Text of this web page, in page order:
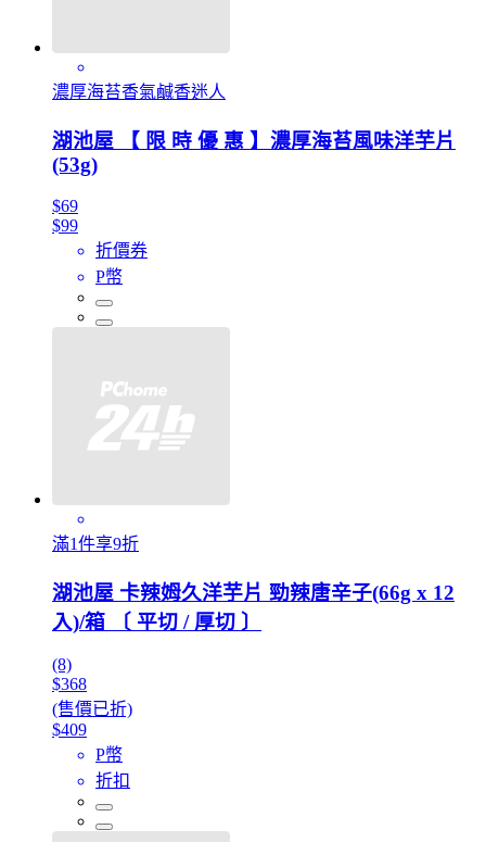
濃厚海苔香氣鹹香迷人
湖池屋 【 限 時 優 惠 】濃厚海苔風味洋芋片
(53g)
$69
$99
折價券
P幣
滿1件享9折
湖池屋 卡辣姆久洋芋片 勁辣唐辛子(66g x 12
入)/箱 〔 平切 / 厚切 〕
(8)
$368
(售價已折)
$409
P幣
折扣